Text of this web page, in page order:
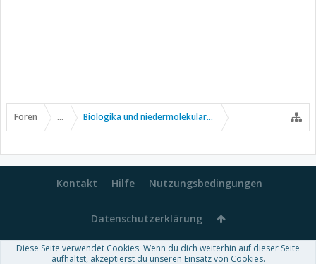
Foren ... Biologika und niedermolekulare Wirkstoffe
Kontakt Hilfe Nutzungsbedingungen
Datenschutzerklärung
Forum software by XenForo™-Deutsch von xenDach
Diese Seite verwendet Cookies. Wenn du dich weiterhin auf dieser Seite
aufhältst, akzeptierst du unseren Einsatz von Cookies.